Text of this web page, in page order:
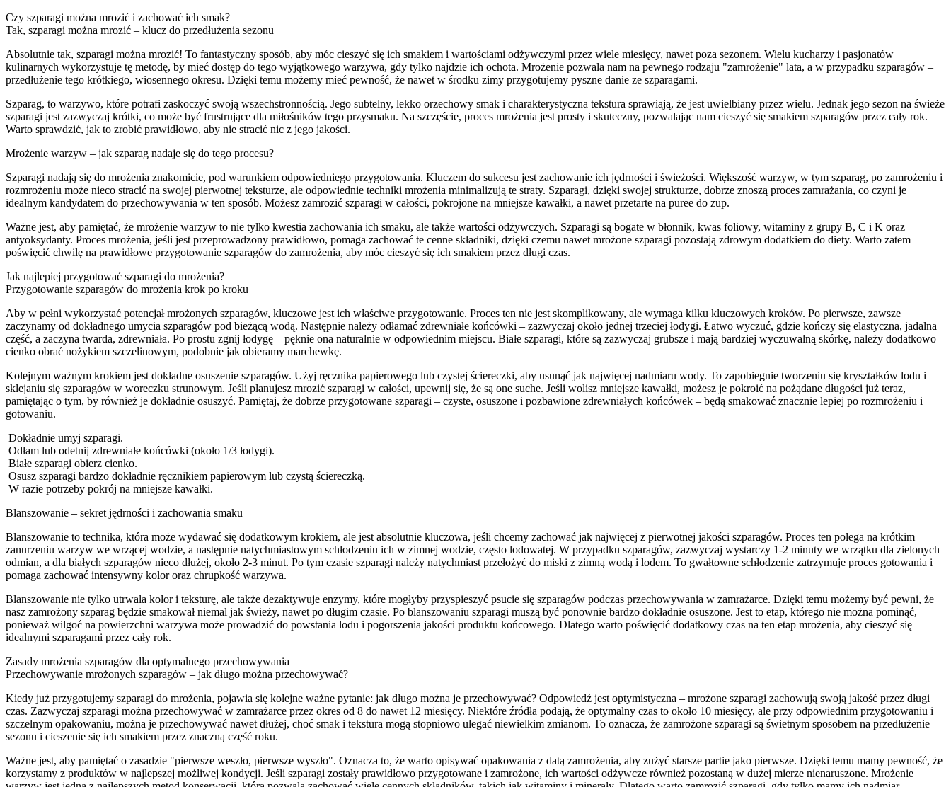
Czy szparagi można mrozić i zachować ich smak?
Tak, szparagi można mrozić – klucz do przedłużenia sezonu
Absolutnie tak, szparagi można mrozić! To fantastyczny sposób, aby móc cieszyć się ich smakiem i wartościami odżywczymi przez wiele miesięcy, nawet poza sezonem. Wielu kucharzy i pasjonatów
kulinarnych wykorzystuje tę metodę, by mieć dostęp do tego wyjątkowego warzywa, gdy tylko najdzie ich ochota. Mrożenie pozwala nam na pewnego rodzaju "zamrożenie" lata, a w przypadku szparagów –
przedłużenie tego krótkiego, wiosennego okresu. Dzięki temu możemy mieć pewność, że nawet w środku zimy przygotujemy pyszne danie ze szparagami.
Szparag, to warzywo, które potrafi zaskoczyć swoją wszechstronnością. Jego subtelny, lekko orzechowy smak i charakterystyczna tekstura sprawiają, że jest uwielbiany przez wielu. Jednak jego sezon na świeże
szparagi jest zazwyczaj krótki, co może być frustrujące dla miłośników tego przysmaku. Na szczęście, proces mrożenia jest prosty i skuteczny, pozwalając nam cieszyć się smakiem szparagów przez cały rok.
Warto sprawdzić, jak to zrobić prawidłowo, aby nie stracić nic z jego jakości.
Mrożenie warzyw – jak szparag nadaje się do tego procesu?
Szparagi nadają się do mrożenia znakomicie, pod warunkiem odpowiedniego przygotowania. Kluczem do sukcesu jest zachowanie ich jędrności i świeżości. Większość warzyw, w tym szparag, po zamrożeniu i
rozmrożeniu może nieco stracić na swojej pierwotnej teksturze, ale odpowiednie techniki mrożenia minimalizują te straty. Szparagi, dzięki swojej strukturze, dobrze znoszą proces zamrażania, co czyni je
idealnym kandydatem do przechowywania w ten sposób. Możesz zamrozić szparagi w całości, pokrojone na mniejsze kawałki, a nawet przetarte na puree do zup.
Ważne jest, aby pamiętać, że mrożenie warzyw to nie tylko kwestia zachowania ich smaku, ale także wartości odżywczych. Szparagi są bogate w błonnik, kwas foliowy, witaminy z grupy B, C i K oraz
antyoksydanty. Proces mrożenia, jeśli jest przeprowadzony prawidłowo, pomaga zachować te cenne składniki, dzięki czemu nawet mrożone szparagi pozostają zdrowym dodatkiem do diety. Warto zatem
poświęcić chwilę na prawidłowe przygotowanie szparagów do zamrożenia, aby móc cieszyć się ich smakiem przez długi czas.
Jak najlepiej przygotować szparagi do mrożenia?
Przygotowanie szparagów do mrożenia krok po kroku
Aby w pełni wykorzystać potencjał mrożonych szparagów, kluczowe jest ich właściwe przygotowanie. Proces ten nie jest skomplikowany, ale wymaga kilku kluczowych kroków. Po pierwsze, zawsze
zaczynamy od dokładnego umycia szparagów pod bieżącą wodą. Następnie należy odłamać zdrewniałe końcówki – zazwyczaj około jednej trzeciej łodygi. Łatwo wyczuć, gdzie kończy się elastyczna, jadalna
część, a zaczyna twarda, zdrewniała. Po prostu zgnij łodygę – pęknie ona naturalnie w odpowiednim miejscu. Białe szparagi, które są zazwyczaj grubsze i mają bardziej wyczuwalną skórkę, należy dodatkowo
cienko obrać nożykiem szczelinowym, podobnie jak obieramy marchewkę.
Kolejnym ważnym krokiem jest dokładne osuszenie szparagów. Użyj ręcznika papierowego lub czystej ściereczki, aby usunąć jak najwięcej nadmiaru wody. To zapobiegnie tworzeniu się kryształków lodu i
sklejaniu się szparagów w woreczku strunowym. Jeśli planujesz mrozić szparagi w całości, upewnij się, że są one suche. Jeśli wolisz mniejsze kawałki, możesz je pokroić na pożądane długości już teraz,
pamiętając o tym, by również je dokładnie osuszyć. Pamiętaj, że dobrze przygotowane szparagi – czyste, osuszone i pozbawione zdrewniałych końcówek – będą smakować znacznie lepiej po rozmrożeniu i
gotowaniu.
Dokładnie umyj szparagi.
Odłam lub odetnij zdrewniałe końcówki (około 1/3 łodygi).
Białe szparagi obierz cienko.
Osusz szparagi bardzo dokładnie ręcznikiem papierowym lub czystą ściereczką.
W razie potrzeby pokrój na mniejsze kawałki.
Blanszowanie – sekret jędrności i zachowania smaku
Blanszowanie to technika, która może wydawać się dodatkowym krokiem, ale jest absolutnie kluczowa, jeśli chcemy zachować jak najwięcej z pierwotnej jakości szparagów. Proces ten polega na krótkim
zanurzeniu warzyw we wrzącej wodzie, a następnie natychmiastowym schłodzeniu ich w zimnej wodzie, często lodowatej. W przypadku szparagów, zazwyczaj wystarczy 1-2 minuty we wrzątku dla zielonych
odmian, a dla białych szparagów nieco dłużej, około 2-3 minut. Po tym czasie szparagi należy natychmiast przełożyć do miski z zimną wodą i lodem. To gwałtowne schłodzenie zatrzymuje proces gotowania i
pomaga zachować intensywny kolor oraz chrupkość warzywa.
Blanszowanie nie tylko utrwala kolor i teksturę, ale także dezaktywuje enzymy, które mogłyby przyspieszyć psucie się szparagów podczas przechowywania w zamrażarce. Dzięki temu możemy być pewni, że
nasz zamrożony szparag będzie smakował niemal jak świeży, nawet po długim czasie. Po blanszowaniu szparagi muszą być ponownie bardzo dokładnie osuszone. Jest to etap, którego nie można pominąć,
ponieważ wilgoć na powierzchni warzywa może prowadzić do powstania lodu i pogorszenia jakości produktu końcowego. Dlatego warto poświęcić dodatkowy czas na ten etap mrożenia, aby cieszyć się
idealnymi szparagami przez cały rok.
Zasady mrożenia szparagów dla optymalnego przechowywania
Przechowywanie mrożonych szparagów – jak długo można przechowywać?
Kiedy już przygotujemy szparagi do mrożenia, pojawia się kolejne ważne pytanie: jak długo można je przechowywać? Odpowiedź jest optymistyczna – mrożone szparagi zachowują swoją jakość przez długi
czas. Zazwyczaj szparagi można przechowywać w zamrażarce przez okres od 8 do nawet 12 miesięcy. Niektóre źródła podają, że optymalny czas to około 10 miesięcy, ale przy odpowiednim przygotowaniu i
szczelnym opakowaniu, można je przechowywać nawet dłużej, choć smak i tekstura mogą stopniowo ulegać niewielkim zmianom. To oznacza, że zamrożone szparagi są świetnym sposobem na przedłużenie
sezonu i cieszenie się ich smakiem przez znaczną część roku.
Ważne jest, aby pamiętać o zasadzie "pierwsze weszło, pierwsze wyszło". Oznacza to, że warto opisywać opakowania z datą zamrożenia, aby zużyć starsze partie jako pierwsze. Dzięki temu mamy pewność, że
korzystamy z produktów w najlepszej możliwej kondycji. Jeśli szparagi zostały prawidłowo przygotowane i zamrożone, ich wartości odżywcze również pozostaną w dużej mierze nienaruszone. Mrożenie